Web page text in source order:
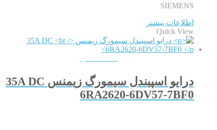
SIEMENS
اطلاعات بیشتر
Quick View
درایو اسپیندل سیمورگ زیمنس 35A DC
6RA2620-6DV57-7BF0